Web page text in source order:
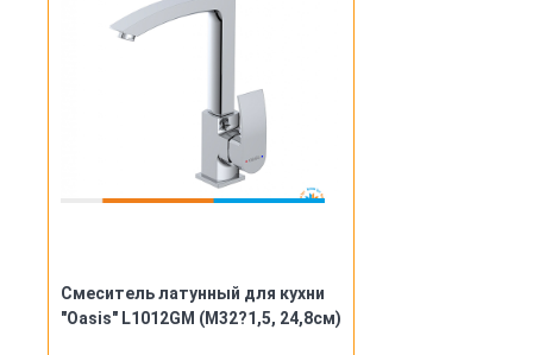
Смеситель латунный для кухни
"Oasis" L1012GM (М32?1,5, 24,8см)